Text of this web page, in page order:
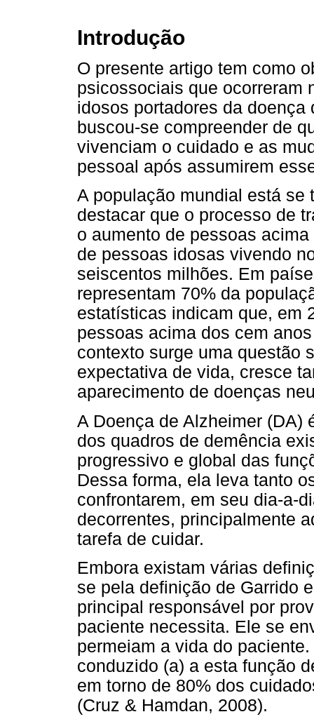
Introdução
O presente artigo tem como
psicossociais que ocorreram
idosos portadores da
buscou-se compreender de
vivenciam o cuidado e as
pessoal após assumirem
A população mundial está se
destacar que o processo de
o aumento de pessoas
de pessoas idosas vivendo
seiscentos milhões. Em
representam 70% da
estatísticas indicam que, em
pessoas acima dos cem
contexto surge uma questão
expectativa de vida, cresce
aparecimento de doenças
A Doença de Alzheimer (DA)
dos quadros de demência
progressivo e global das
Dessa forma, ela leva tanto
confrontarem, em seu dia-a-
decorrentes, principalmente
tarefa de cuidar.
Embora existam várias
se pela definição de Garrido
principal responsável por
paciente necessita. Ele se
permeiam a vida do
conduzido (a) a esta função
em torno de 80% dos
(Cruz & Hamdan, 2008).